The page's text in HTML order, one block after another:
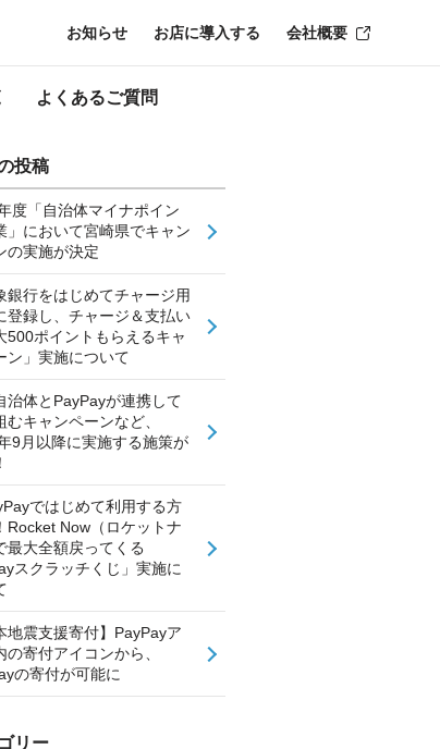
よくあるご質問
お知らせ お店に導入する 会社概要
投稿
度「自治体マイナポイン
」において宮崎県でキャン
の実施が決定
銀行をはじめてチャージ用
登録し、チャージ＆支払い
500ポイントもらえるキャ
ン」実施について
治体とPayPayが連携して
むキャンペーンなど、
9月以降に実施する施策が
ではじめて利用する方
Rocket Now（ロケットナ
最大全額戻ってくる
スクラッチくじ」実施に
地震支援寄付】PayPayア
の寄付アイコンから、
の寄付が可能に
リー